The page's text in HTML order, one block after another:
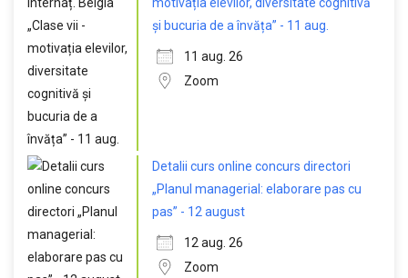
și bucuria de a învăța” - 11 aug.
11 aug. 26
Zoom
Detalii curs online concurs directori
„Planul managerial: elaborare pas cu
pas” - 12 august
12 aug. 26
Zoom